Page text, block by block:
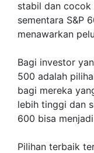
stabil dan cocok
sementara S&P
menawarkan
Bagi investor
500 adalah
bagi mereka
lebih tinggi dan
600 bisa
Pilihan terbaik